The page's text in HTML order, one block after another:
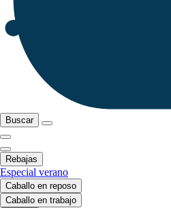
Buscar
Rebajas
Especial verano
Caballo en reposo
Caballo en trabajo